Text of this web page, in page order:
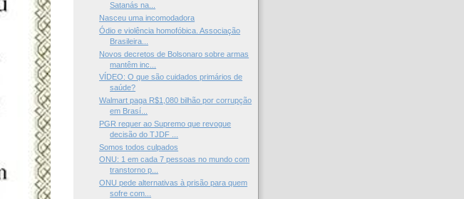
Satanás na...
Nasceu uma incomodadora
Ódio e violência homofóbica. Associação
Brasileira...
Novos decretos de Bolsonaro sobre armas
mantêm inc...
VÍDEO: O que são cuidados primários de
saúde?
Walmart paga R$1,080 bilhão por corrupção
em Brasí...
PGR requer ao Supremo que revogue
decisão do TJDF ...
Somos todos culpados
ONU: 1 em cada 7 pessoas no mundo com
transtorno p...
ONU pede alternativas à prisão para quem
sofre com...